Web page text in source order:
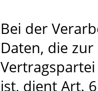
Bei der
Daten, die
ist, dient Art.